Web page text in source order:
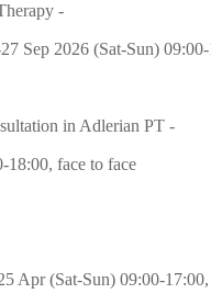
-
Sep 2026 (Sat-Sun)
in Adlerian PT -
18:00, face to face
Apr (Sat-Sun) 09:00-